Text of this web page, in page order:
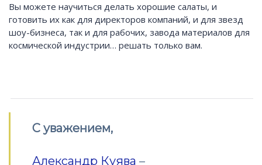
Вы можете научиться делать хорошие салаты, и
готовить их как для директоров компаний, и для звезд
шоу-бизнеса, так и для рабочих, завода материалов для
космической индустрии… решать только вам.
С уважением,
Александр Куява –